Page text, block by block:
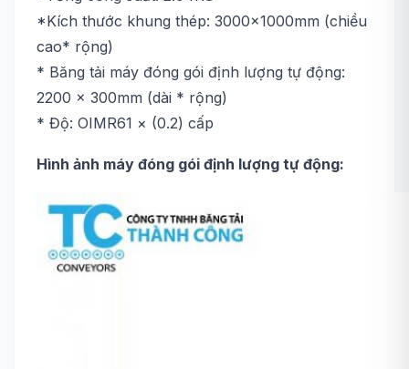
*Kích thước khung thép: 3000×1000mm (chiều
cao* rộng)
* Băng tải máy đóng gói định lượng tự động:
2200 × 300mm (dài * rộng)
* Độ: OIMR61 × (0.2) cấp
Hình ảnh máy đóng gói định lượng tự động: